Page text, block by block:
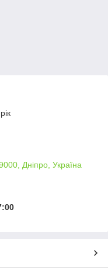
Дніпро, Україна